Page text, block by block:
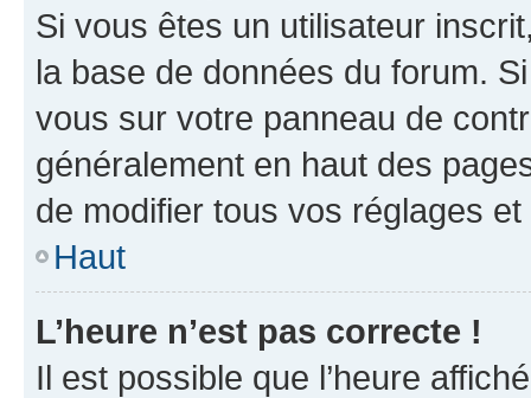
Si vous êtes un utilisateur
la base de données du forum.
vous sur votre panneau de
généralement en haut des
de modifier tous vos réglages
Haut
L’heure n’est pas correcte !
Il est possible que l’heure